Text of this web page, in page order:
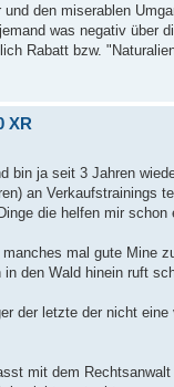
den miserablen
was negativ über
Rabatt bzw.
XR
bin ja seit 3 Jahren
an Verkaufstrainings
die helfen mir
mal gute Mine
den Wald hinein ruft
der letzte der nicht eine
mit dem